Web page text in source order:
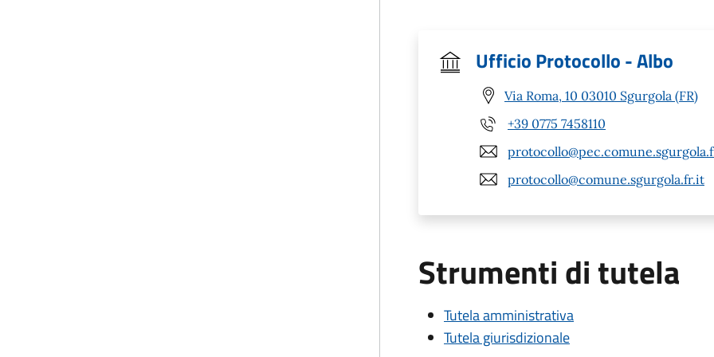
Ufficio Protocollo - Albo
Via Roma, 10 03010 Sgurgola (FR)
+39 0775 7458110
protocollo@comune.sgurgola.fr.it
Strumenti di tutela
Tutela amministrativa
Tutela giurisdizionale